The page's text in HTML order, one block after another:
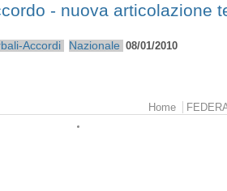
- nuova articolazione
Accordi Nazionale 08/01/2010
Home